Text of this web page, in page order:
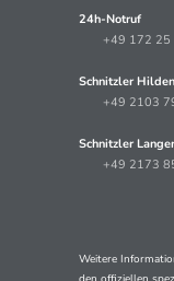
24h-Notruf
+49 172 25
Schnitzler Hilden
+49 2103
Schnitzler
+49 2173
Weitere